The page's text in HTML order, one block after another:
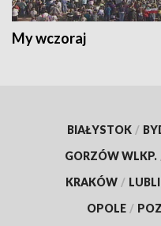
My wczoraj
BIAŁYSTOK /
GORZÓW WLKP.
KRAKÓW /
OPOLE /